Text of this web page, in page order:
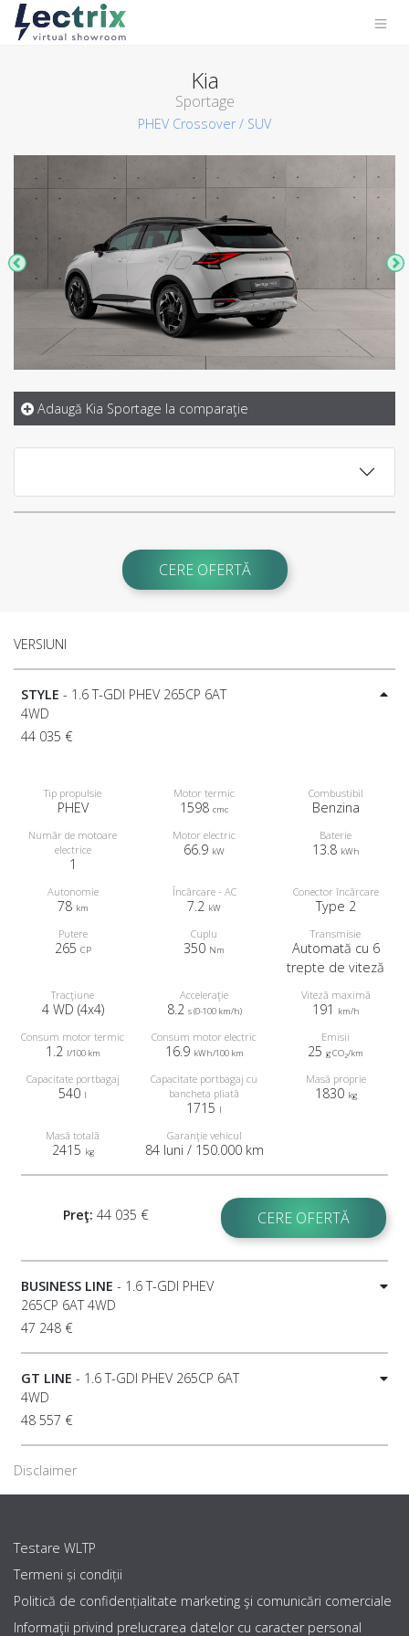
Kia
Sportage
PHEV Crossover / SUV
Adaugă Kia Sportage la comparaţie
CERE OFERTĂ
VERSIUNI
STYLE - 1.6 T-GDI PHEV 265CP 6AT
4WD
44 035 €
Tip propulsie
PHEV
Motor termic
1598 cmc
Combustibil
Benzina
Număr de motoare
electrice
1
Motor electric
66.9 kW
Baterie
13.8 kWh
Autonomie
78 km
Încărcare - AC
7.2 kW
Conector încărcare
Type 2
Putere
265 CP
Cuplu
350 Nm
Transmisie
Automată cu 6
trepte de viteză
Tracţiune
4 WD (4x4)
Acceleraţie
8.2 s (0-100 km/h)
Viteză maximă
191 km/h
Consum motor termic
1.2 l/100 km
Consum motor electric
16.9 kWh/100 km
Emisii
25 g CO2/km
Capacitate portbagaj
540 l
Capacitate portbagaj cu
bancheta pliată
1715 l
Masă proprie
1830 kg
Masă totală
2415 kg
Garanţie vehicul
84 luni / 150.000 km
Preţ: 44 035 € CERE OFERTĂ
BUSINESS LINE - 1.6 T-GDI PHEV
265CP 6AT 4WD
47 248 €
GT LINE - 1.6 T-GDI PHEV 265CP 6AT
4WD
48 557 €
Disclaimer
Testare WLTP
Termeni și condiții
Politică de confidențialitate marketing şi comunicări comerciale
Informaţii privind prelucrarea datelor cu caracter personal